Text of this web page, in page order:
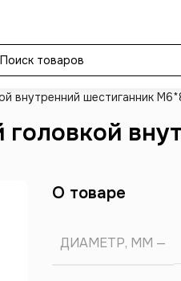
внутренний шестиганник
головкой
О товаре
ДИАМЕТР, ММ